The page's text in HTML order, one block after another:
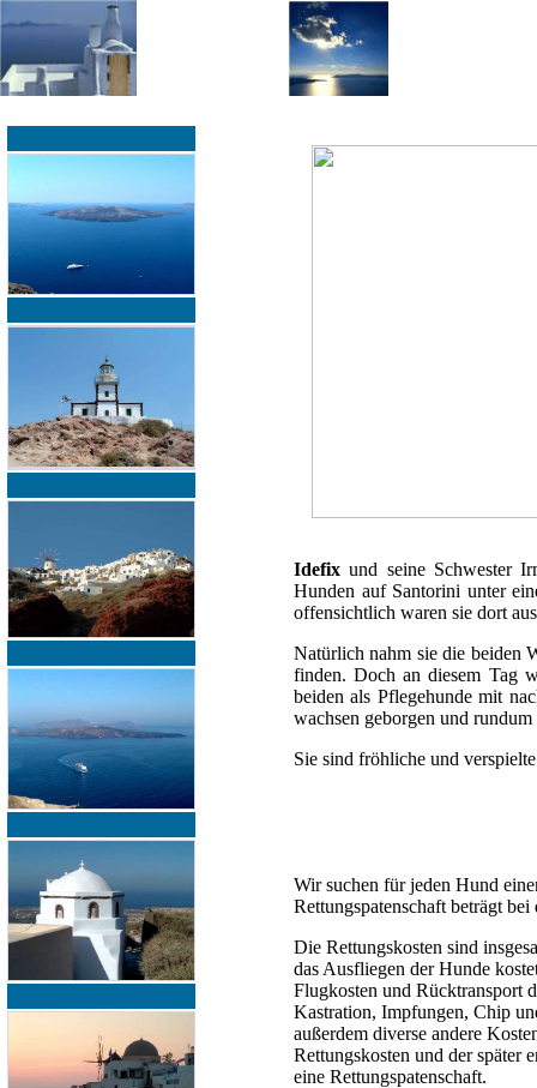
Idefixund seine Schwester
Hunden auf Santorini unter
offensichtlich waren sie dort
Natürlich nahm sie die beiden
finden. Doch an diesem Tag
beiden als Pflegehunde mit
wachsen geborgen und
Sie sind fröhliche und
Wir suchen für jeden Hund
Rettungspatenschaft beträgt
Die Rettungskosten sind
das Ausfliegen der Hunde
Flugkosten und Rücktransport
Kastration, Impfungen, Chip
außerdem diverse andere
Rettungskosten und der später
eine Rettungspatenschaft.